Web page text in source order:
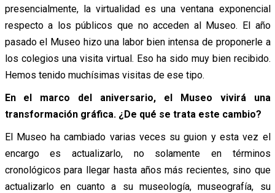
presencialmente, la virtualidad es una ventana exponencial
respecto a los públicos que no acceden al Museo. El año
pasado el Museo hizo una labor bien intensa de proponerle a
los colegios una visita virtual. Eso ha sido muy bien recibido.
Hemos tenido muchísimas visitas de ese tipo.
En el marco del aniversario, el Museo vivirá una
transformación gráfica. ¿De qué se trata este cambio?
El Museo ha cambiado varias veces su guion y esta vez el
encargo es actualizarlo, no solamente en términos
cronológicos para llegar hasta años más recientes, sino que
actualizarlo en cuanto a su museología, museografía, su